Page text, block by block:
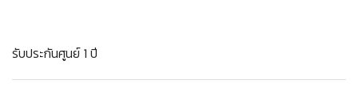
รับประกันศูนย์ 1 ปี